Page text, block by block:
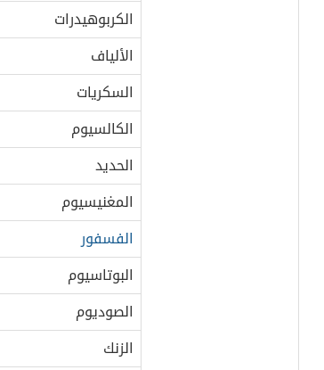
الكربوهيدرات
الألياف
السكريات
الكالسيوم
الحديد
المغنيسيوم
الفسفور
البوتاسيوم
الصوديوم
الزنك